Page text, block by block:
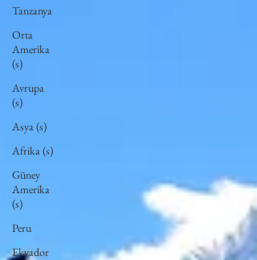
Tanzanya
Orta
Amerika
(s)
Avrupa
(s)
Asya (s)
Afrika (s)
Güney
Amerika
(s)
Peru
Ekvador